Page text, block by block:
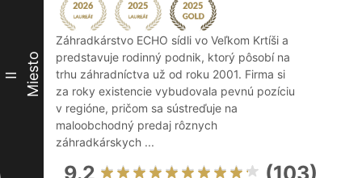
II Miesto
Záhradkárstvo ECHO sídli vo Veľkom Krtíši a
predstavuje rodinný podnik, ktorý pôsobí na
trhu záhradníctva už od roku 2001. Firma si
za roky existencie vybudovala pevnú pozíciu
v regióne, pričom sa sústreďuje na
maloobchodný predaj rôznych
záhradkárskych ...
9.2 (103)